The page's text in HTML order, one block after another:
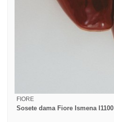
FIORE
Sosete dama Fiore Ismena I1100